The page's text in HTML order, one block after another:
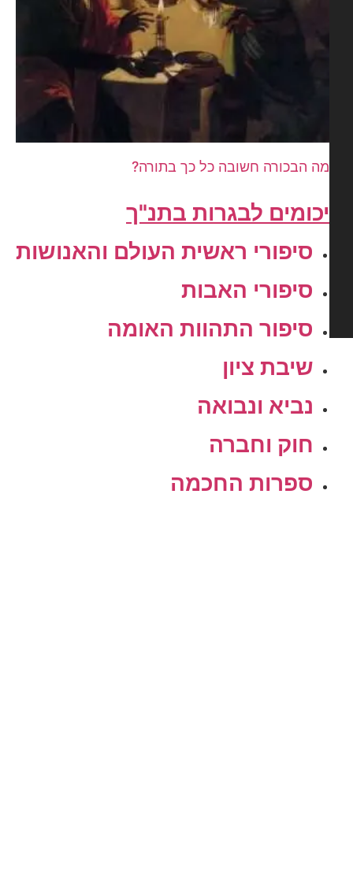
הבכורה חשובה כל כך בתורה?
לבגרות בתנ"ך
סיפורי ראשית העולם והאנושות
סיפורי האבות
סיפור התהוות האומה
שיבת ציון
נביא ונבואה
חוק וחברה
ספרות החכמה